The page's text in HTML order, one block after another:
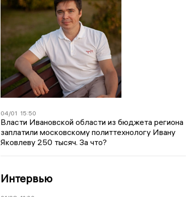
04/01 15:50
Власти Ивановской области из бюджета региона
заплатили московскому политтехнологу Ивану
Яковлеву 250 тысяч. За что?
Интервью